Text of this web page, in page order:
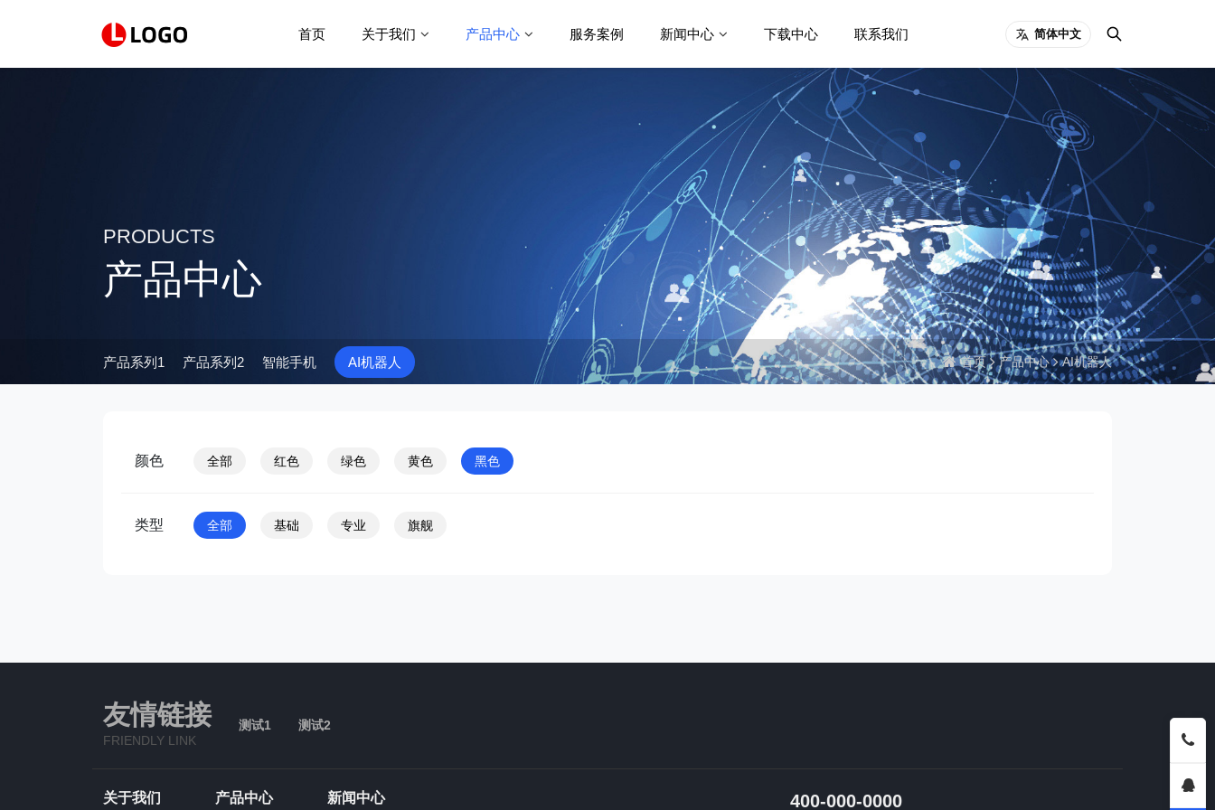
首页 关于我们 产品中心 服务案例 新闻中心 下载中心 联系我们 简体中文
PRODUCTS
产品中心
产品系列1 产品系列2 智能手机 AI机器人 首页 产品中心 AI机器人
颜色 全部 红色 绿色 黄色 黑色
类型 全部 基础 专业 旗舰
友情链接
FRIENDLY LINK
测试1 测试2
关于我们 产品中心 新闻中心 400-000-0000